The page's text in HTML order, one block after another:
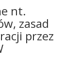
nt.
zasad
przez